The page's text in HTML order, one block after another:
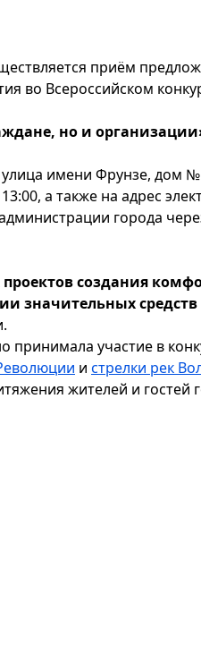
приём
во Всероссийском
но и
имени Фрунзе, дом
а также на адрес
города
создания
значительных средств
участие в
и стрелки рек
жителей и гостей